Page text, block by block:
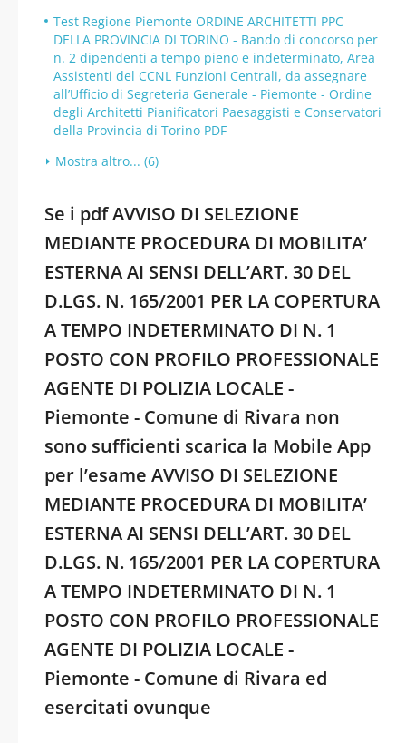
Test Regione Piemonte ORDINE ARCHITETTI PPC
DELLA PROVINCIA DI TORINO - Bando di concorso per
n. 2 dipendenti a tempo pieno e indeterminato, Area
Assistenti del CCNL Funzioni Centrali, da assegnare
all’Ufficio di Segreteria Generale - Piemonte - Ordine
degli Architetti Pianificatori Paesaggisti e Conservatori
della Provincia di Torino PDF
Mostra altro... (6)
Se i pdf AVVISO DI SELEZIONE
MEDIANTE PROCEDURA DI MOBILITA’
ESTERNA AI SENSI DELL’ART. 30 DEL
D.LGS. N. 165/2001 PER LA COPERTURA
A TEMPO INDETERMINATO DI N. 1
POSTO CON PROFILO PROFESSIONALE
AGENTE DI POLIZIA LOCALE -
Piemonte - Comune di Rivara non
sono sufficienti scarica la Mobile App
per l’esame AVVISO DI SELEZIONE
MEDIANTE PROCEDURA DI MOBILITA’
ESTERNA AI SENSI DELL’ART. 30 DEL
D.LGS. N. 165/2001 PER LA COPERTURA
A TEMPO INDETERMINATO DI N. 1
POSTO CON PROFILO PROFESSIONALE
AGENTE DI POLIZIA LOCALE -
Piemonte - Comune di Rivara ed
esercitati ovunque